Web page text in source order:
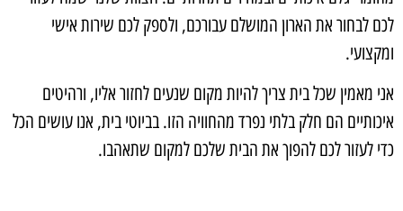
לכם לבחור את הארון המושלם עבורכם, ולספק לכם שירות אישי
ומקצועי.
אני מאמין שכל בית צריך להיות מקום שנעים לחזור אליו, ורהיטים
איכותיים הם חלק בלתי נפרד מהחוויה הזו. בביוטי בית, אנו עושים הכל
כדי לעזור לכם להפוך את הבית שלכם למקום שתאהבו.